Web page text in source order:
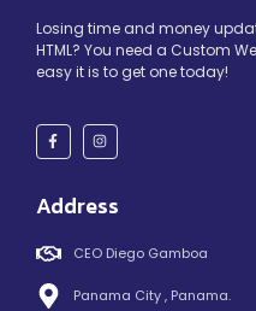
Losing time and money
HTML? You need a Custom
easy it is to get one today!
Address
CEO Diego Gamboa
Panama City , Panama.